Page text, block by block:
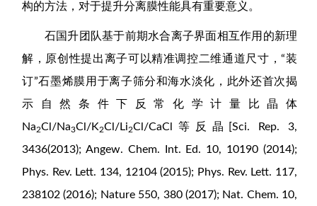
构的方法，对于提升分离膜性能具有重要意义。
石国升团队基于前期水合离子界面相互作用的新理
解，原创性提出离子可以精准调控二维通道尺寸，“装
订”石墨烯膜用于离子筛分和海水淡化，此外还首次揭
示自然条件下反常化学计量比晶体
Na2Cl/Na3Cl/K2Cl/Li2Cl/CaCl等反晶[Sci. Rep. 3,
3436(2013); Angew. Chem. Int. Ed. 10, 10190 (2014);
Phys. Rev. Lett. 134, 12104 (2015); Phys. Rev. Lett. 117,
238102 (2016); Nature 550, 380 (2017); Nat. Chem. 10,